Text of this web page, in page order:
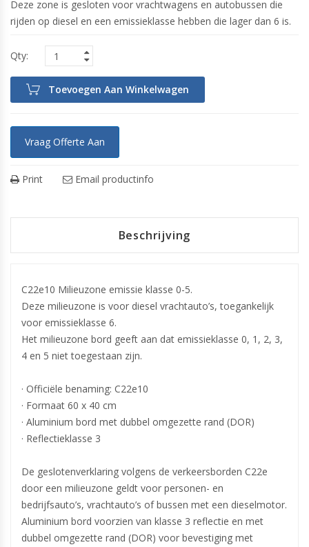
Deze zone is gesloten voor vrachtwagens en autobussen die
rijden op diesel en een emissieklasse hebben die lager dan 6 is.
Toevoegen Aan Winkelwagen
Vraag Offerte Aan
Print Email productinfo
Beschrijving
C22e10 Milieuzone emissie klasse 0-5.
Deze milieuzone is voor diesel vrachtauto’s, toegankelijk
voor emissieklasse 6.
Het milieuzone bord geeft aan dat emissieklasse 0, 1, 2, 3,
4 en 5 niet toegestaan zijn.
· Officiële benaming: C22e10
· Formaat 60 x 40 cm
· Aluminium bord met dubbel omgezette rand (DOR)
· Reflectieklasse 3
De geslotenverklaring volgens de verkeersborden C22e
door een milieuzone geldt voor personen- en
bedrijfsauto’s, vrachtauto’s of bussen met een dieselmotor.
Aluminium bord voorzien van klasse 3 reflectie en met
dubbel omgezette rand (DOR) voor bevestiging met